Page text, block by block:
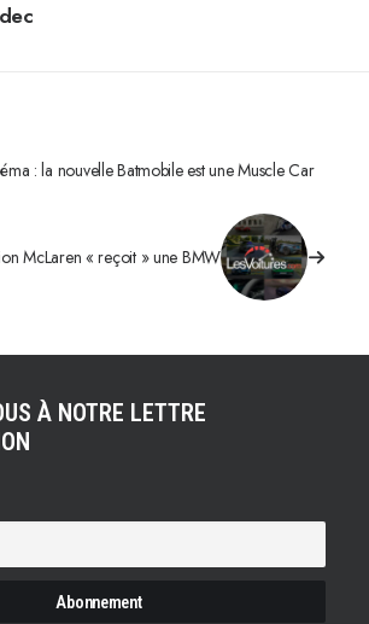
: la nouvelle Batmobile est une Muscle Car
McLaren « reçoit » une BMW
À NOTRE LETTRE